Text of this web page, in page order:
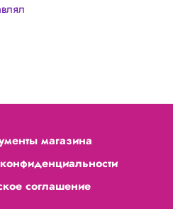
магазина
соглашение